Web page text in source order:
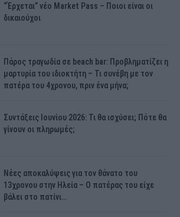
“Έρχεται” νέο Market Pass – Ποιοι είναι οι
δικαιούχοι
Πάρος τραγωδία σε beach bar: Προβληματίζει η
μαρτυρία του ιδιοκτήτη – Τι συνέβη με τον
πατέρα του 4χρονου, πριν ένα μήνα;
Συντάξεις Ιουνίου 2026: Τι θα ισχύσει; Πότε θα
γίνουν οι πληρωμές;
Νέες αποκαλύψεις για τον θάνατο του
13χρονου στην Ηλεία – Ο πατέρας του είχε
βάλει στο πατίνι…